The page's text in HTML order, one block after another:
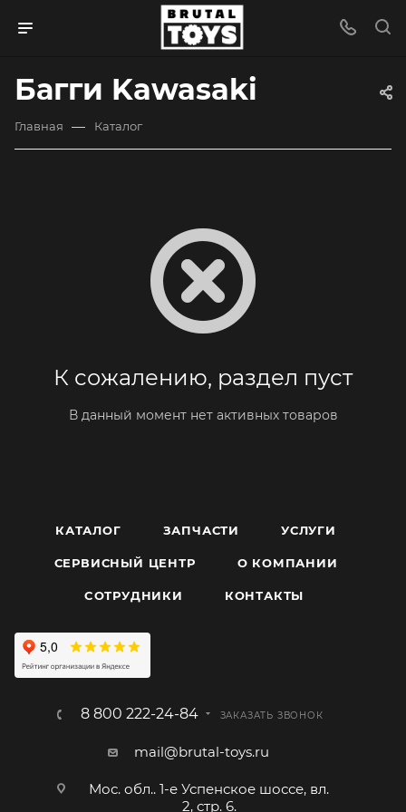
Багги Kawasaki
Главная — Каталог
К сожалению, раздел пуст
В данный момент нет активных товаров
КАТАЛОГ ЗАПЧАСТИ УСЛУГИ
СЕРВИСНЫЙ ЦЕНТР О КОМПАНИИ
CОТРУДНИКИ КОНТАКТЫ
8 800 222-24-84 ЗАКАЗАТЬ ЗВОНОК
mail@brutal-toys.ru
Мос. обл.. 1-е Успенское шоссе, вл.
2, стр. 6.